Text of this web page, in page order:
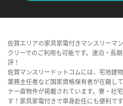
佐賀エリアの家具家電付きマンスリーマ
クリーでのご利用も可能です。連泊・長
評！
佐賀マンスリードットコムには、宅地建
業務主任者など国家資格保有者が在籍し
ナー直物件が掲載されています。寮・社
す！家具家電付きで単身赴任にも便利です